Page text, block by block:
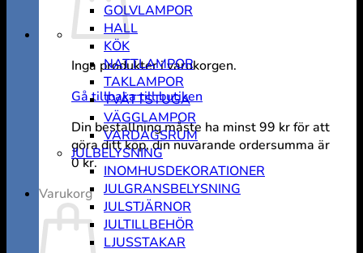
Inga produkter i varukorgen.
Gå tillbaka till butiken
Din beställning måste ha minst99 krför att
göra ditt köp, din nuvarande ordersumma är
0kr.
Varukorg
GOLVLAMPOR
HALL
KÖK
NATTLAMPOR
TAKLAMPOR
TVÄTTSTUGA
VÄGGLAMPOR
VARDAGSRUM
JULBELYSNING
INOMHUSDEKORATIONER
JULGRANSBELYSNING
JULSTJÄRNOR
JULTILLBEHÖR
LJUSSTAKAR